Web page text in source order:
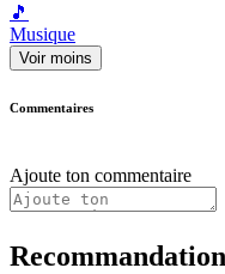
🎵
Musique
Voir moins
Commentaires
Ajoute ton commentaire